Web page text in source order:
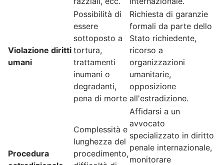
Violazione diritti
umani
Possibilità di
essere
sottoposto a
tortura,
trattamenti
inumani o
degradanti,
pena di morte
Richiesta di garanzie
formali da parte dello
Stato richiedente,
ricorso a
organizzazioni
umanitarie,
opposizione
all'estradizione.
Procedura
Complessità e
lunghezza del
procedimento,
Affidarsi a un
avvocato
specializzato in diritto
penale internazionale,
monitorare